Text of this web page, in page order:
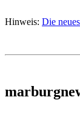
Hinweis: Die